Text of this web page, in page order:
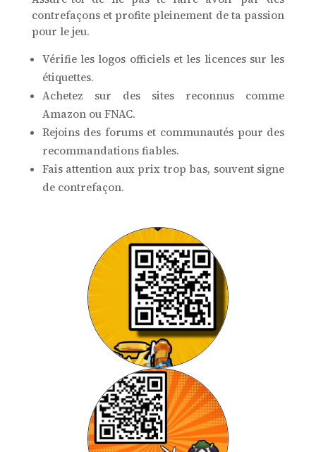
contrefaçons et profite pleinement de ta passion
pour le jeu.
Vérifie les logos officiels et les licences sur les
étiquettes.
Achetez sur des sites reconnus comme
Amazon ou FNAC.
Rejoins des forums et communautés pour des
recommandations fiables.
Fais attention aux prix trop bas, souvent signe
de contrefaçon.